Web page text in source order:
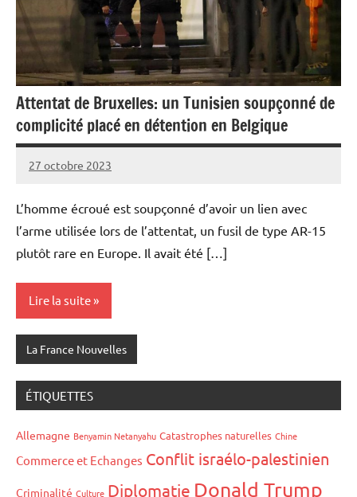
Attentat de Bruxelles: un Tunisien soupçonné de
complicité placé en détention en Belgique
27 octobre 2023
Admins
L’homme écroué est soupçonné d’avoir un lien avec
l’arme utilisée lors de l’attentat, un fusil de type AR-15
plutôt rare en Europe. Il avait été […]
Lire la suite
La France Nouvelles
ÉTIQUETTES
Allemagne Benyamin Netanyahu Catastrophes naturelles Chine
Commerce et Echanges Conflit israélo-palestinien
Criminalité Culture Diplomatie Donald Trump